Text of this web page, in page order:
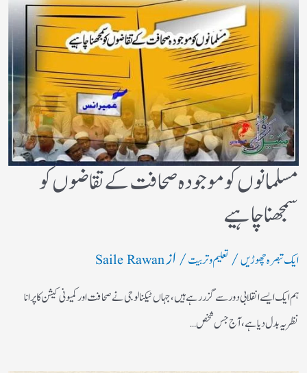
مسلمانوں کو موجودہ صحافت کے تقاضوں کو
سمجھنا چاہیے
ایک تبصرہ چھوڑیں/ تعلیم و تربیت/ ازSaile Rawan
ہم ایک ایسے انقلابی دور سے گزر رہے ہیں، جہاں ٹیکنالوجی نے صحافت اور کمیونی کیشن کا پرانا
نظریہ بدل دیا ہے، آج جس شخص…